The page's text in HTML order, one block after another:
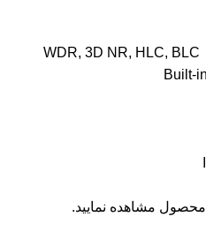
محصول مشاهده نمایید.